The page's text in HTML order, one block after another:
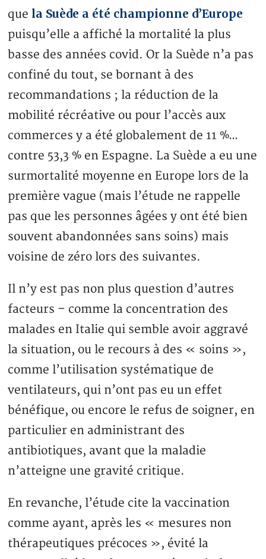
que la Suède a été championne d’Europe
puisqu’elle a affiché la mortalité la plus
basse des années covid. Or la Suède n’a pas
confiné du tout, se bornant à des
recommandations ; la réduction de la
mobilité récréative ou pour l’accès aux
commerces y a été globalement de 11 %…
contre 53,3 % en Espagne. La Suède a eu une
surmortalité moyenne en Europe lors de la
première vague (mais l’étude ne rappelle
pas que les personnes âgées y ont été bien
souvent abandonnées sans soins) mais
voisine de zéro lors des suivantes.
Il n’y est pas non plus question d’autres
facteurs – comme la concentration des
malades en Italie qui semble avoir aggravé
la situation, ou le recours à des « soins »,
comme l’utilisation systématique de
ventilateurs, qui n’ont pas eu un effet
bénéfique, ou encore le refus de soigner, en
particulier en administrant des
antibiotiques, avant que la maladie
n’atteigne une gravité critique.
En revanche, l’étude cite la vaccination
comme ayant, après les « mesures non
thérapeutiques précoces », évité la